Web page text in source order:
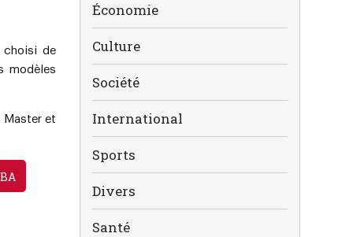
choisi de
modèles
Master et
Économie
Culture
Société
International
Sports
Divers
Santé